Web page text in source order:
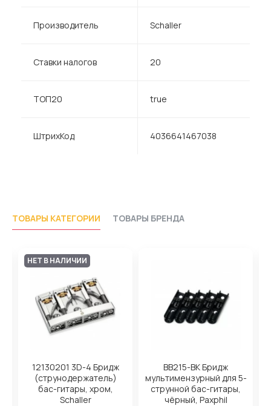
Производитель Schaller
Ставки налогов 20
ТОП20 true
ШтрихКод 4036641467038
ТОВАРЫ КАТЕГОРИИ ТОВАРЫ БРЕНДА
НЕТ В НАЛИЧИИ
12130201 3D-4 Бридж
(струнодержатель)
бас-гитары, хром,
Schaller
BB215-BK Бридж
мультимензурный для 5-
струнной бас-гитары,
чёрный, Paxphil